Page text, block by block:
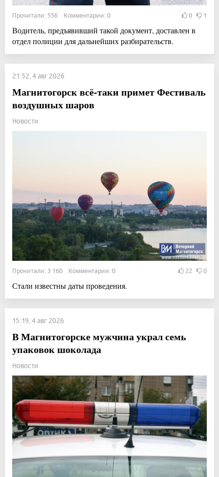
Прочитали: 556 Комментарии: 0 0 1
Водитель, предъявивший такой документ, доставлен в
отдел полиции для дальнейших разбирательств.
21:52, 4 авг 2026
Магнитогорск всё-таки примет Фестиваль
воздушных шаров
Новости
Прочитали: 3 160 Комментарии: 0 22 0
Стали известны даты проведения.
15:19, 4 авг 2026
В Магнитогорске мужчина украл семь
упаковок шоколада
Новости